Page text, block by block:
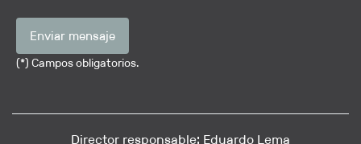
Enviar mensaje
(*) Campos obligatorios.
Director responsable: Eduardo Lema